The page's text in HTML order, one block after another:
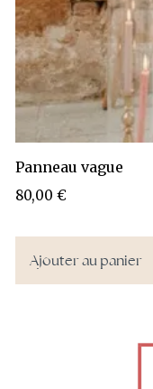
Panneau vague
80,00€
Ajouter au panier